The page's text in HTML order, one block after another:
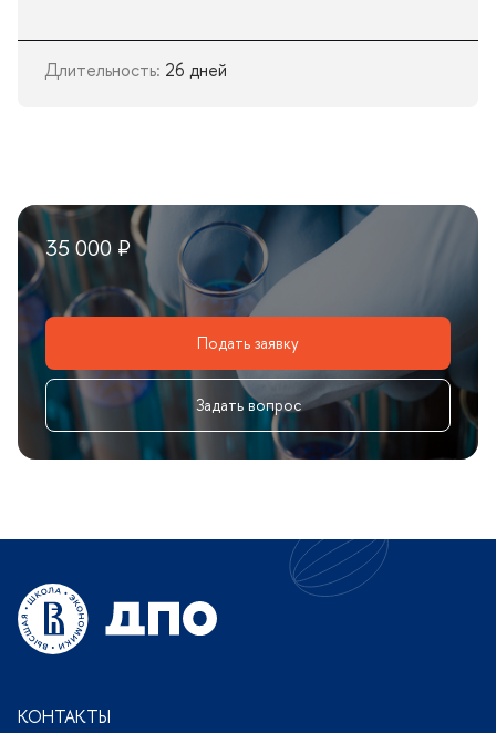
Длительность: 26 дней
35 000 ₽
Подать заявку
Задать вопрос
КОНТАКТЫ